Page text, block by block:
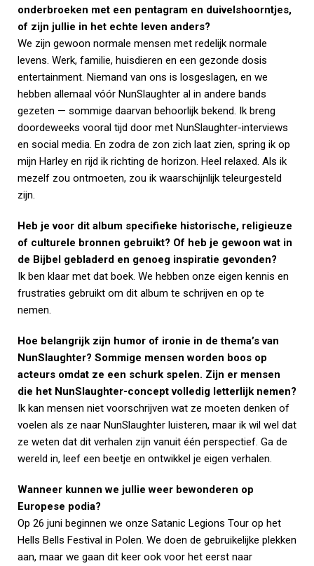
onderbroeken met een pentagram en duivelshoorntjes,
of zijn jullie in het echte leven anders?
We zijn gewoon normale mensen met redelijk normale
levens. Werk, familie, huisdieren en een gezonde dosis
entertainment. Niemand van ons is losgeslagen, en we
hebben allemaal vóór NunSlaughter al in andere bands
gezeten — sommige daarvan behoorlijk bekend. Ik breng
doordeweeks vooral tijd door met NunSlaughter-interviews
en social media. En zodra de zon zich laat zien, spring ik op
mijn Harley en rijd ik richting de horizon. Heel relaxed. Als ik
mezelf zou ontmoeten, zou ik waarschijnlijk teleurgesteld
zijn.
Heb je voor dit album specifieke historische, religieuze
of culturele bronnen gebruikt? Of heb je gewoon wat in
de Bijbel gebladerd en genoeg inspiratie gevonden?
Ik ben klaar met dat boek. We hebben onze eigen kennis en
frustraties gebruikt om dit album te schrijven en op te
nemen.
Hoe belangrijk zijn humor of ironie in de thema’s van
NunSlaughter? Sommige mensen worden boos op
acteurs omdat ze een schurk spelen. Zijn er mensen
die het NunSlaughter-concept volledig letterlijk nemen?
Ik kan mensen niet voorschrijven wat ze moeten denken of
voelen als ze naar NunSlaughter luisteren, maar ik wil wel dat
ze weten dat dit verhalen zijn vanuit één perspectief. Ga de
wereld in, leef een beetje en ontwikkel je eigen verhalen.
Wanneer kunnen we jullie weer bewonderen op
Europese podia?
Op 26 juni beginnen we onze Satanic Legions Tour op het
Hells Bells Festival in Polen. We doen de gebruikelijke plekken
aan, maar we gaan dit keer ook voor het eerst naar